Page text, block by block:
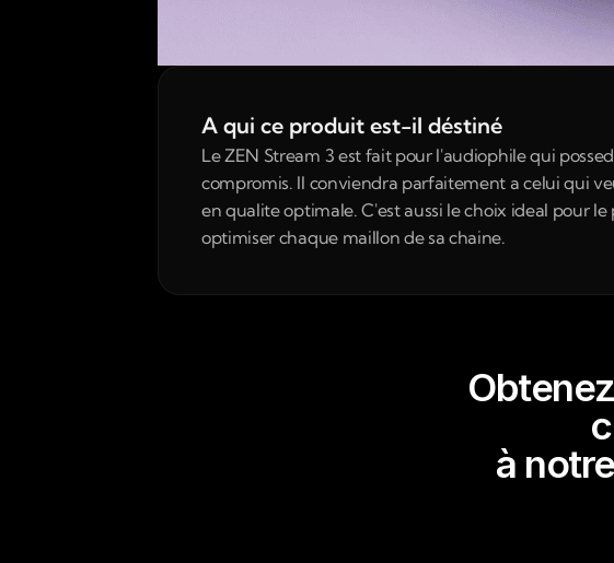
A qui ce produit est-il déstiné
Le ZEN Stream 3 est fait pour l'audiophile qui
compromis. Il conviendra parfaitement a celui qui
en qualite optimale. C'est aussi le choix ideal pour
optimiser chaque maillon de sa chaine.
à